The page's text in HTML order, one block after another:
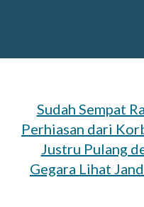
Sudah Sempat
Perhiasan dari
Justru Pulang
Gegara Lihat